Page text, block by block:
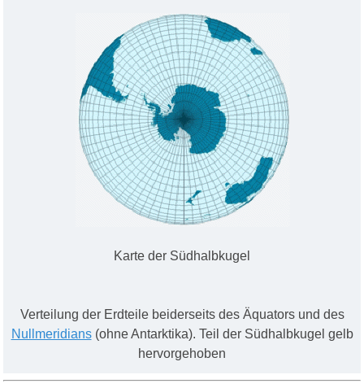
Karte der Südhalbkugel
Verteilung der Erdteile beiderseits des Äquators und des
Nullmeridians(ohne Antarktika). Teil der Südhalbkugel gelb
hervorgehoben